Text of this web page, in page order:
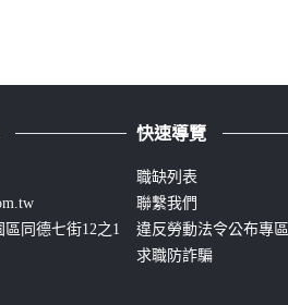
同德七街12之1
快速導覽
職缺列表
聯繫我們
違反勞動法令公布專區
求職防詐騙